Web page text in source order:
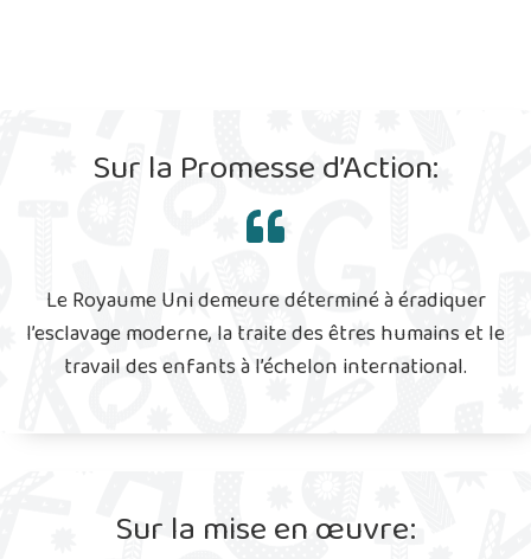
Sur la Promesse d’Action:
Le Royaume Uni demeure déterminé à éradiquer
l’esclavage moderne, la traite des êtres humains et le
travail des enfants à l’échelon international.
Sur la mise en œuvre: